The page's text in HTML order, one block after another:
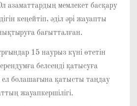
азаматтардың мемлекет басқару
кеңейтіп, әділ әрі жауапты
бағытталған.
15 наурыз күні өтетін
белсенді қатысуға
болашағына қатысты таңдау
жауапкершілігі.